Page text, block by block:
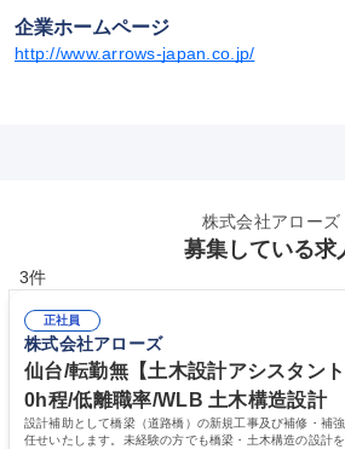
企業ホームページ
http://www.arrows-japan.co.jp/
株式会社アローズ
募集している求
3件
正社員
株式会社アローズ
仙台/転勤無【土木設計アシスタン
0h程/低離職率/WLB 土木構造設計
設計補助として橋梁（道路橋）の新規工事及び補修・補
任せいたします。未経験の方でも橋梁・土木構造の設計